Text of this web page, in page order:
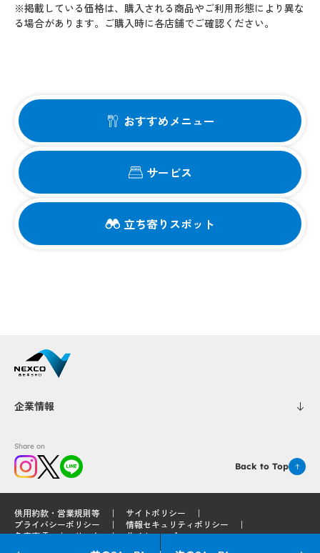
※掲載している価格は、購入される商品やご利用形態により異な
る場合があります。ご購入時に各店舗でご確認ください。
おすすめメニュー
サービス
立ち寄りスポット
企業情報
Share on
Back to Top
供用約款・営業規則等
サイトポリシー
プライバシーポリシー
情報セキュリティポリシー
免責事項
リンク サイトマップ